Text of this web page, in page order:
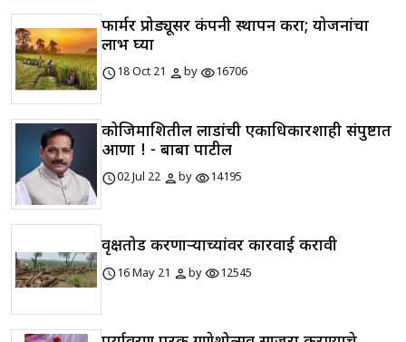
फार्मर प्रोड्यूसर कंपनी स्थापन करा; योजनांचा
लाभ घ्या
schedule18 Oct 21 personbyvisibility16706
कोजिमाशितील लाडांची एकाधिकारशाही संपुष्टात
आणा ! - बाबा पाटील
schedule02 Jul 22 personbyvisibility14195
वृक्षतोड करणाऱ्याच्यांवर कारवाई करावी
schedule16 May 21 personbyvisibility12545